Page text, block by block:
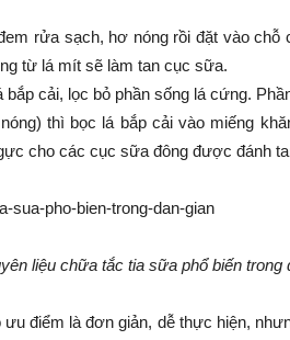
rửa sạch, hơ nóng rồi đặt vào chỗ
từ lá mít sẽ làm tan cục sữa.
bắp cải, lọc bỏ phần sống lá cứng.
thì bọc lá bắp cải vào miếng
cho các cục sữa đông được đánh
liệu chữa tắc tia sữa phổ biến trong
điểm là đơn giản, dễ thực hiện,